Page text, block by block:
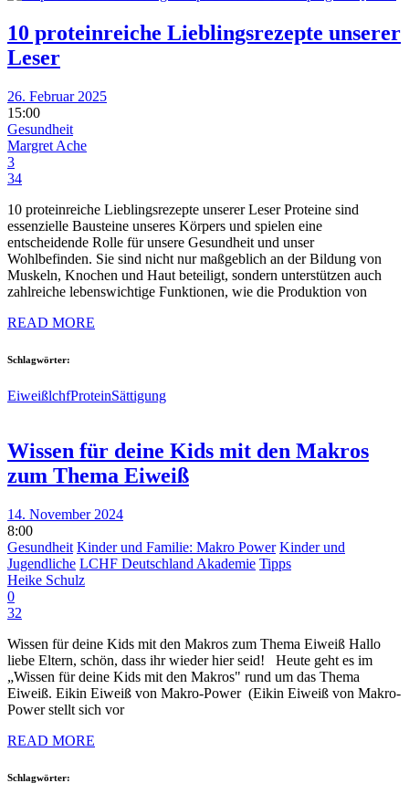
10 proteinreiche Lieblingsrezepte unserer
Leser
26. Februar 2025
15:00
Gesundheit
Margret Ache
3
34
10 proteinreiche Lieblingsrezepte unserer Leser Proteine sind
essenzielle Bausteine unseres Körpers und spielen eine
entscheidende Rolle für unsere Gesundheit und unser
Wohlbefinden. Sie sind nicht nur maßgeblich an der Bildung von
Muskeln, Knochen und Haut beteiligt, sondern unterstützen auch
zahlreiche lebenswichtige Funktionen, wie die Produktion von
READ MORE
Schlagwörter:
EiweißlchfProteinSättigung
Wissen für deine Kids mit den Makros
zum Thema Eiweiß
14. November 2024
8:00
Gesundheit Kinder und Familie: Makro Power Kinder und
Jugendliche LCHF Deutschland Akademie Tipps
Heike Schulz
0
32
Wissen für deine Kids mit den Makros zum Thema Eiweiß Hallo
liebe Eltern, schön, dass ihr wieder hier seid! Heute geht es im
„Wissen für deine Kids mit den Makros" rund um das Thema
Eiweiß. Eikin Eiweiß von Makro-Power (Eikin Eiweiß von Makro-
Power stellt sich vor
READ MORE
Schlagwörter: